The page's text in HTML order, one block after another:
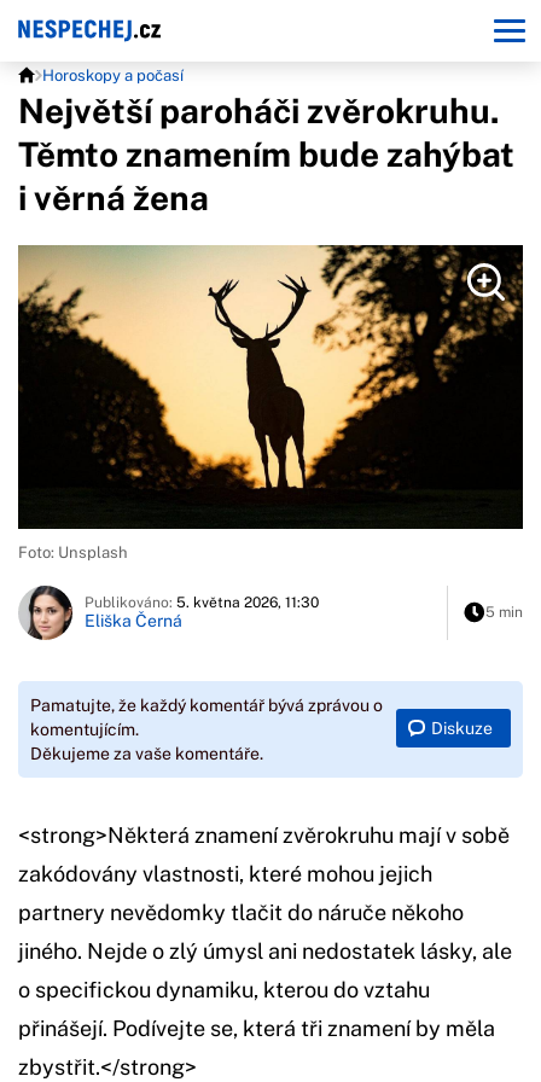
Horoskopy a počasí
Největší paroháči zvěrokruhu.
Těmto znamením bude zahýbat
i věrná žena
Foto: Unsplash
Publikováno: 5. května 2026, 11:30
Eliška Černá 5 min
Pamatujte, že každý komentář bývá zprávou o
komentujícím.
Děkujeme za vaše komentáře.
Diskuze
<strong>Některá znamení zvěrokruhu mají v sobě
zakódovány vlastnosti, které mohou jejich
partnery nevědomky tlačit do náruče někoho
jiného. Nejde o zlý úmysl ani nedostatek lásky, ale
o specifickou dynamiku, kterou do vztahu
přinášejí. Podívejte se, která tři znamení by měla
zbystřit.</strong>